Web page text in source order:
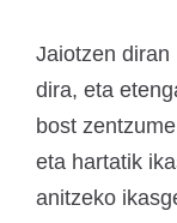
Jaiotzen diran
dira, eta
bost
eta hartatik
anitzeko